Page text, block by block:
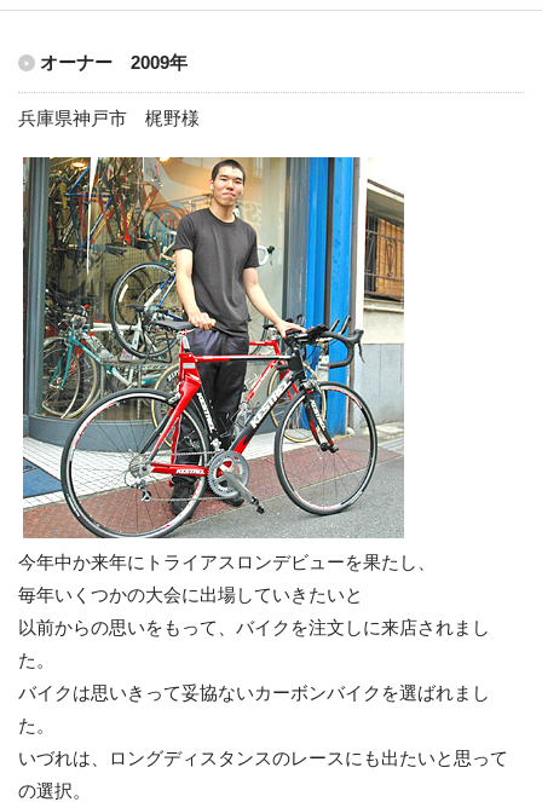
オーナー 2009年
兵庫県神戸市 梶野様
今年中か来年にトライアスロンデビューを果たし、
毎年いくつかの大会に出場していきたいと
以前からの思いをもって、バイクを注文しに来店されまし
た。
バイクは思いきって妥協ないカーボンバイクを選ばれまし
た。
いづれは、ロングディスタンスのレースにも出たいと思って
の選択。